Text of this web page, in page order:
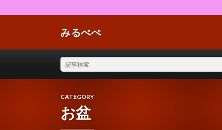
みるぺぺ
CATEGORY
お盆